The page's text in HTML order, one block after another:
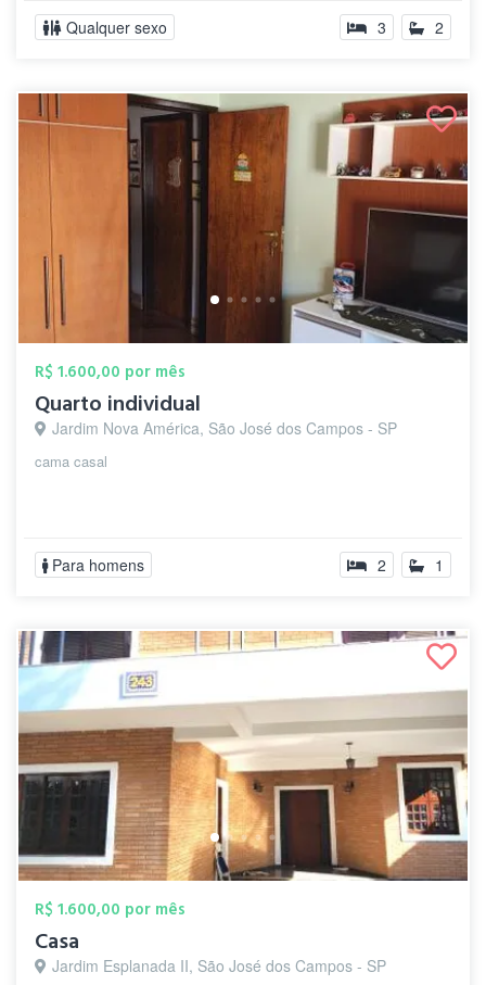
Qualquer sexo 3 2
R$ 1.600,00 por mês
Quarto individual
Jardim Nova América, São José dos Campos - SP
cama casal
Para homens 2 1
R$ 1.600,00 por mês
Casa
Jardim Esplanada II, São José dos Campos - SP